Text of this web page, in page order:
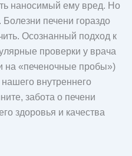
наносимый ему вред. Но
печени гораздо
Осознанный подход к
проверки у врача
на «печеночные пробы»)
внутреннего
забота о печени
здоровья и качества